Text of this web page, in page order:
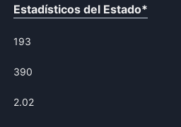
Estadísticos del Estado*
193
390
2.02